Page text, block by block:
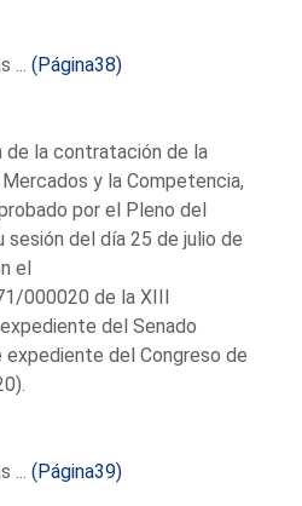
...(Página38)
la contratación de la
y la Competencia,
por el Pleno del
sesión del día 25 de julio de
el
000020 de la XIII
del Senado
del Congreso de
...(Página39)